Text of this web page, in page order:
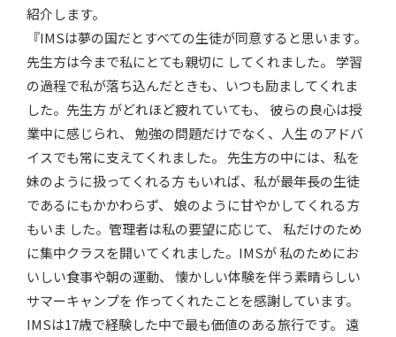
紹介します。
『IMSは夢の国だとすべての生徒が同意すると思います。
先生方は今まで私にとても親切に してくれました。 学習
の過程で私が落ち込んだときも、いつも励ましてくれま
した。先生方 がどれほど疲れていても、 彼らの良心は授
業中に感じられ、 勉強の問題だけでなく、人生 のアドバ
イスでも常に支えてくれました。 先生方の中には、私を
妹のように扱ってくれる方 もいれば、私が最年長の生徒
であるにもかかわらず、 娘のように甘やかしてくれる方
もいま した。管理者は私の要望に応じて、 私だけのため
に集中クラスを開いてくれました。IMSが 私のためにお
いしい食事や朝の運動、 懐かしい体験を伴う素晴らしい
サマーキャンプを 作ってくれたことを感謝しています。
IMSは17歳で経験した中で最も価値のある旅行です。 遠